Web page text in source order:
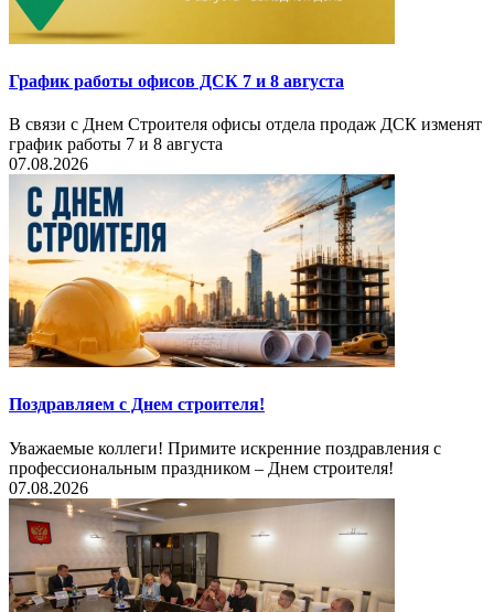
График работы офисов ДСК 7 и 8 августа
В связи с Днем Строителя офисы отдела продаж ДСК изменят
график работы 7 и 8 августа
07.08.2026
Поздравляем с Днем строителя!
Уважаемые коллеги! Примите искренние поздравления с
профессиональным праздником – Днем строителя!
07.08.2026